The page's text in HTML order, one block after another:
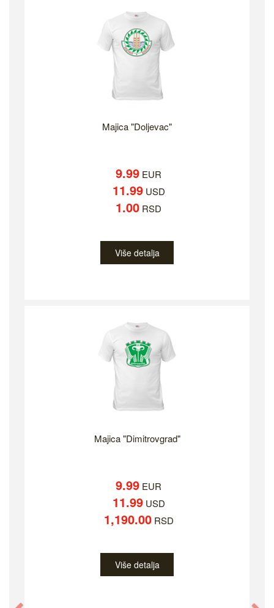
Majica "Doljevac"
9.99 EUR
11.99USD
1.00 RSD
Više detalja
Majica "Dimitrovgrad"
9.99 EUR
11.99USD
1,190.00RSD
Više detalja